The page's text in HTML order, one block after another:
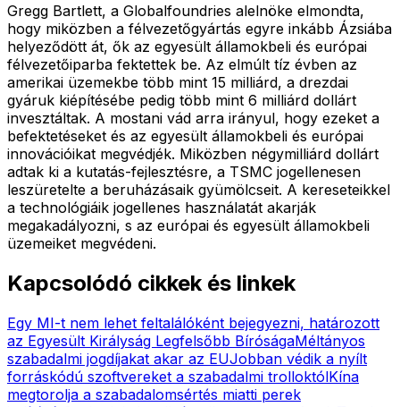
Gregg Bartlett, a Globalfoundries alelnöke elmondta,
hogy miközben a félvezetőgyártás egyre inkább Ázsiába
helyeződött át, ők az egyesült államokbeli és európai
félvezetőiparba fektettek be. Az elmúlt tíz évben az
amerikai üzemekbe több mint 15 milliárd, a drezdai
gyáruk kiépítésébe pedig több mint 6 milliárd dollárt
invesztáltak. A mostani vád arra irányul, hogy ezeket a
befektetéseket és az egyesült államokbeli és európai
innovációikat megvédjék. Miközben négymilliárd dollárt
adtak ki a kutatás-fejlesztésre, a TSMC jogellenesen
leszüretelte a beruházásaik gyümölcseit. A kereseteikkel
a technológiáik jogellenes használatát akarják
megakadályozni, s az európai és egyesült államokbeli
üzemeiket megvédeni.
Kapcsolódó cikkek és linkek
Egy MI-t nem lehet feltalálóként bejegyezni, határozott
az Egyesült Királyság Legfelsőbb BíróságaMéltányos
szabadalmi jogdíjakat akar az EUJobban védik a nyílt
forráskódú szoftvereket a szabadalmi trolloktólKína
megtorolja a szabadalomsértés miatti perek